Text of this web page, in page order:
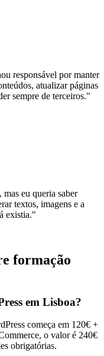
responsável por manter
atualizar páginas
sempre de terceiros."
eu queria saber
textos, imagens e a
existia."
formação
em Lisboa?
começa em 120€ +
o valor é 240€
obrigatórias.